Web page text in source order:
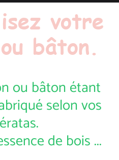
votre
bâton.
ou bâton étant
selon vos
de bois ...